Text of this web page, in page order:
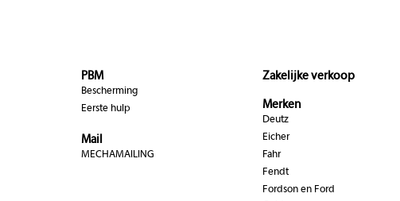
PBM
Bescherming
Eerste hulp
Mail
MECHAMAILING
Zakelijke verkoop
Merken
Deutz
Eicher
Fahr
Fendt
Fordson en Ford